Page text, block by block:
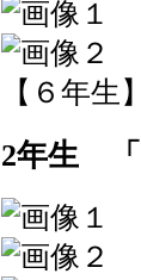
【６年生
2年生 「